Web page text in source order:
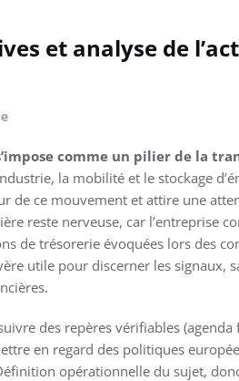
et analyse de
comme un pilier de la
la mobilité et le stockage
de ce mouvement et attire une
reste nerveuse, car l’entreprise
de trésorerie évoquées lors des
utile pour discerner les signaux,
des repères vérifiables
en regard des politiques
opérationnelle du sujet,